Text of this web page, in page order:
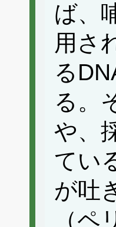
ば、
用さ
る
る。
や、
てい
が吐
（